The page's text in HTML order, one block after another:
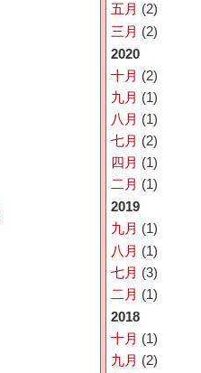
五月 (2)
三月 (2)
2020
十月 (2)
九月 (1)
八月 (1)
七月 (2)
四月 (1)
二月 (1)
2019
九月 (1)
八月 (1)
七月 (3)
二月 (1)
2018
十月 (1)
九月 (2)